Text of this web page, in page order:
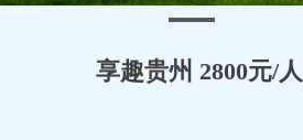
享趣贵州 2800元/人